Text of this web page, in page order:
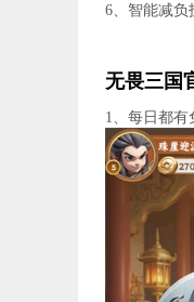
6、智能减负
无畏三国
1、每日都有